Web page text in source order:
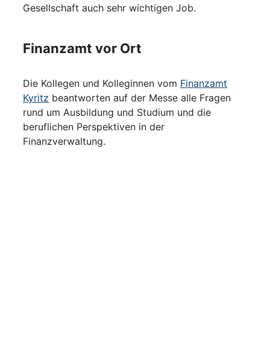
Gesellschaft auch sehr wichtigen Job.
Finanzamt vor Ort
Die Kollegen und Kolleginnen vom Finanzamt
Kyritz beantworten auf der Messe alle Fragen
rund um Ausbildung und Studium und die
beruflichen Perspektiven in der
Finanzverwaltung.